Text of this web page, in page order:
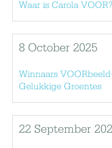
Waar is Carola VOOR?
8 October 2025
Winnaars
Gelukkige Groentes
22 September